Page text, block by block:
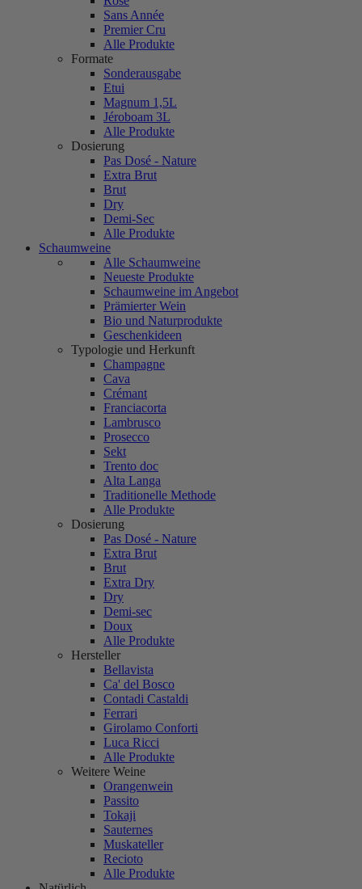
Sans Année
Premier Cru
Alle Produkte
Formate
Sonderausgabe
Etui
Magnum 1,5L
Jéroboam 3L
Alle Produkte
Dosierung
Pas Dosé - Nature
Extra Brut
Brut
Dry
Demi-Sec
Alle Produkte
Schaumweine
Alle Schaumweine
Neueste Produkte
Schaumweine im Angebot
Prämierter Wein
Bio und Naturprodukte
Geschenkideen
Typologie und Herkunft
Champagne
Cava
Crémant
Franciacorta
Lambrusco
Prosecco
Sekt
Trento doc
Alta Langa
Traditionelle Methode
Alle Produkte
Dosierung
Pas Dosé - Nature
Extra Brut
Brut
Extra Dry
Dry
Demi-sec
Doux
Alle Produkte
Hersteller
Bellavista
Ca' del Bosco
Contadi Castaldi
Ferrari
Girolamo Conforti
Luca Ricci
Alle Produkte
Weitere Weine
Orangenwein
Passito
Tokaji
Sauternes
Muskateller
Recioto
Alle Produkte